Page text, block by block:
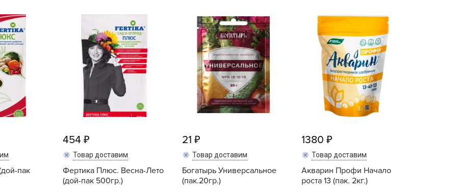
Raco
Rehau
Robin Green
Rubit
Santino
Terra Vita
TORNADICA
VALBRENTA CHEMICALS
Zarit
пак
454
Товар доставим
Фертика Плюс. Весна-Лето
(дой-пак 500гр.)
21
Товар доставим
Богатырь Универсальное
(пак.20гр.)
1380
Товар доставим
Акварин Профи Начало
роста 13 (пак. 2кг.)